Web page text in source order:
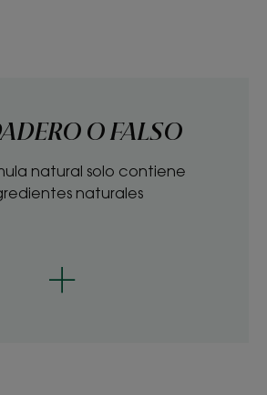
O FALSO
natural solo contiene
naturales